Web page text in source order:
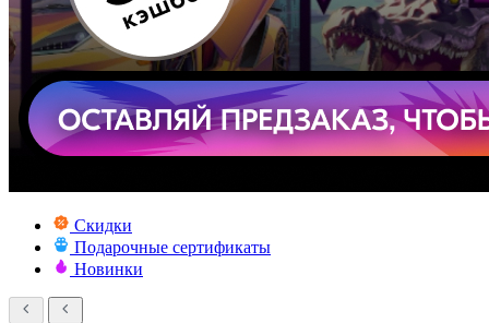
Скидки
Подарочные сертификаты
Новинки